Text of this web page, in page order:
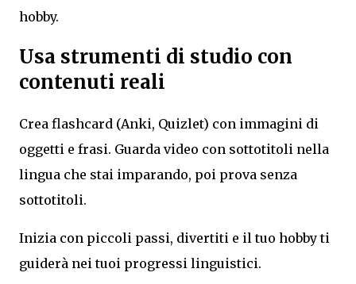
hobby.
Usa strumenti di studio con
contenuti reali
Crea flashcard (Anki, Quizlet) con immagini di
oggetti e frasi. Guarda video con sottotitoli nella
lingua che stai imparando, poi prova senza
sottotitoli.
Inizia con piccoli passi, divertiti e il tuo hobby ti
guiderà nei tuoi progressi linguistici.